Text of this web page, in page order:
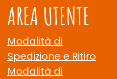
AREA UTENTE
Modalità di
Spedizione e Ritiro
Modalità di